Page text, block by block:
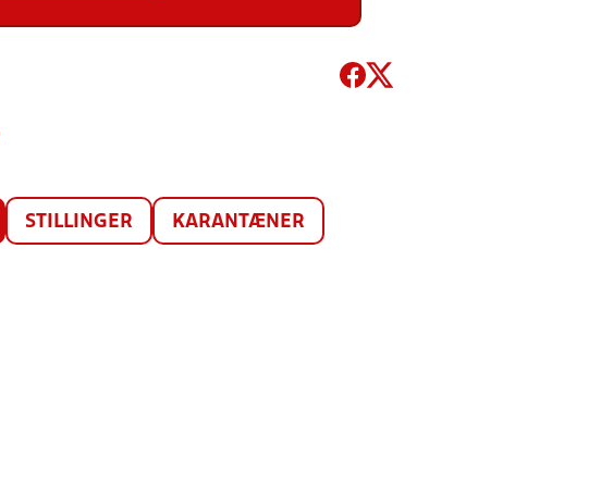
STILLINGER KARANTÆNER